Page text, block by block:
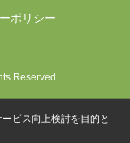
ポリシー
Reserved.
ビス向上検討を目的と